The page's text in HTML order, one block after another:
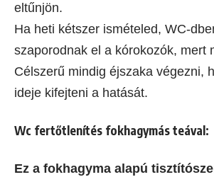
eltűnjön.
Ha heti kétszer ismételed, WC-
szaporodnak el a kórokozók, mert
Célszerű mindig éjszaka végezni,
ideje kifejteni a hatását.
Wc fertőtlenítés fokhagymás teával:
Ez a fokhagyma alapú